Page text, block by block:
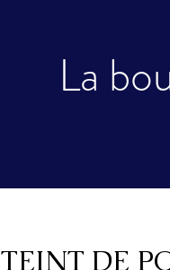
La
TEINT DE